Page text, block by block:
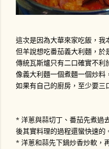
這次是因為大華來家吃飯，我
但羊說想吃番茄義大利麵，於
傳統瓦斯爐只有二口確實不利
像義大利麵一個煮麵一個炒料
如果有自己的廚房，至少要三
* 洋蔥與蒜切丁、番茄先煮過
後其實料理的過程還蠻快速的
* 洋蔥和蒜先下鍋炒香炒軟，